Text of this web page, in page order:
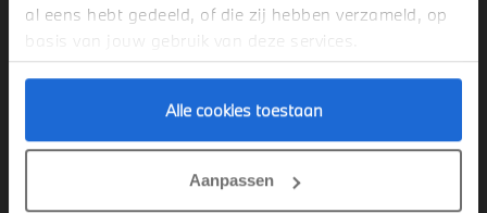
al eens hebt gedeeld, of die zij hebben verzameld, op
basis van jouw gebruik van deze services.
Alle cookies toestaan
Aanpassen
Welke factoren beïnvloeden de prestaties van de
Hoe beïnvloedt mijn rijstijl de actieradius van
mijn elektrische BMW?